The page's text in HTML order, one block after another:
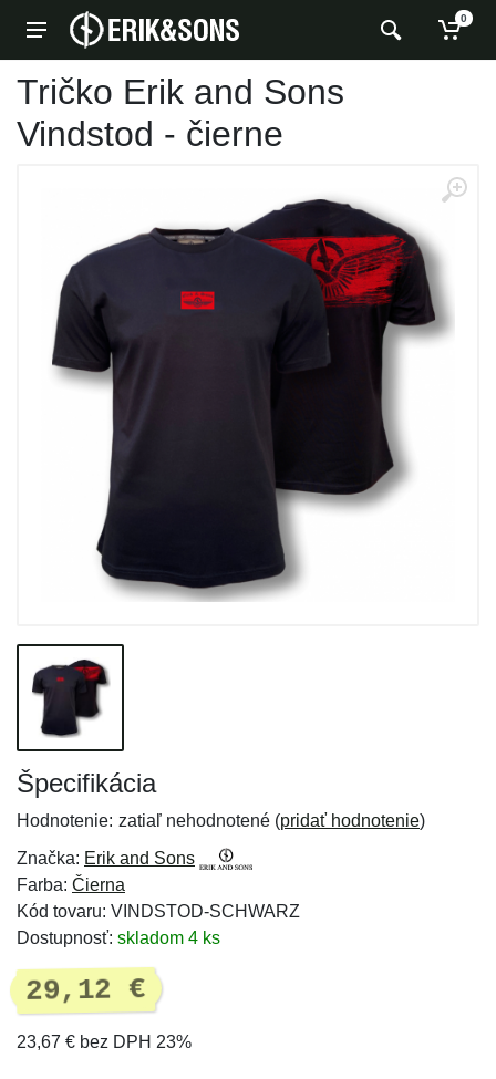
0
Tričko Erik and Sons
Vindstod - čierne
Špecifikácia
Hodnotenie: zatiaľ nehodnotené (pridať hodnotenie)
Značka: Erik and Sons
Farba: Čierna
Kód tovaru: VINDSTOD-SCHWARZ
Dostupnosť: skladom 4 ks
29,12 €
23,67 € bez DPH 23%